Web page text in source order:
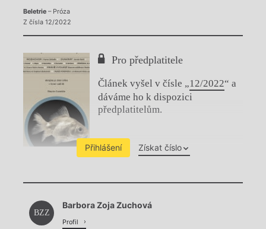
Beletrie– Próza
Z čísla 12/2022
Pro předplatitele
Článek vyšel v čísle „12/2022“ a
dáváme ho k dispozici
předplatitelům.
Přihlášení Získat číslo
Chviličku.
Načítá se.
BZZ
Barbora Zoja Zuchová
Profil